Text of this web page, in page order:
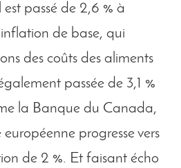
passé de 2,6 % à
de base, qui
des coûts des aliments
passée de 3,1 %
la Banque du Canada,
progresse vers
de 2 %. Et faisant écho